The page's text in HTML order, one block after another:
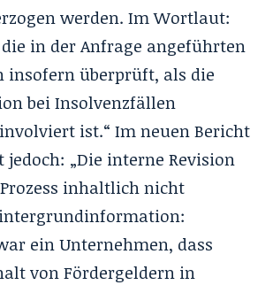
werden. Im Wortlaut:
die in der Anfrage angeführten
insofern überprüft, als die
bei Insolvenzfällen
ist.“ Im neuen Bericht
jedoch: „Die interne Revision
inhaltlich nicht
ein Unternehmen, dass
von Fördergeldern in